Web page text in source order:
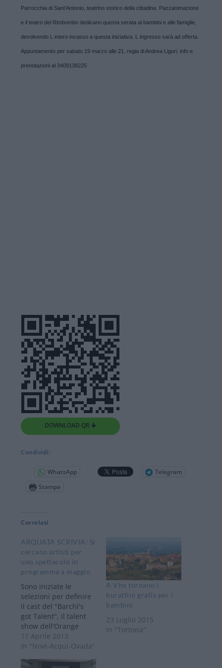
Parrocchia di Sant’Antonio, teatrino storico della cittadina. Pazzanimazione
e il teatro del Rimbombo dedicano questa serata ai bambini e alle famiglie,
devolvendo L intero incasso a questa iniziativa. L ingresso sarà ad offerta.
Appuntamento per sabato 19 marzo alle 21, regia di Andrea Ligori. info e
prenotazioni al 3409138225
DOWNLOAD QR 🠋
Condividi:
WhatsApp
Telegram
Stampa
Correlati
ARQUATA SCRIVIA: Si
cercano artisti per
uno spettacolo in
programma a maggio
Sono iniziate le
selezioni per definire
il cast del "Barchì's
got Talent", il talent
show dell'Orange
Festival, che si terrà
l'11 maggio alle ore 21
11 Aprile 2013
In "Novi-Acqui-Ovada"
A Vho tornano i
burattini gratis per i
bambini
23 Luglio 2015
In "Tortona"